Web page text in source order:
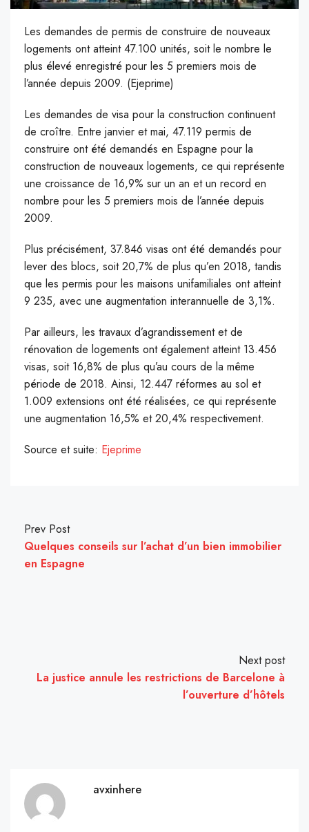
Les demandes de permis de construire de nouveaux
logements ont atteint 47.100 unités, soit le nombre le
plus élevé enregistré pour les 5 premiers mois de
l’année depuis 2009. (Ejeprime)
Les demandes de visa pour la construction continuent
de croître. Entre janvier et mai, 47.119 permis de
construire ont été demandés en Espagne pour la
construction de nouveaux logements, ce qui représente
une croissance de 16,9% sur un an et un record en
nombre pour les 5 premiers mois de l’année depuis
2009.
Plus précisément, 37.846 visas ont été demandés pour
lever des blocs, soit 20,7% de plus qu’en 2018, tandis
que les permis pour les maisons unifamiliales ont atteint
9 235, avec une augmentation interannuelle de 3,1%.
Par ailleurs, les travaux d’agrandissement et de
rénovation de logements ont également atteint 13.456
visas, soit 16,8% de plus qu’au cours de la même
période de 2018. Ainsi, 12.447 réformes au sol et
1.009 extensions ont été réalisées, ce qui représente
une augmentation 16,5% et 20,4% respectivement.
Source et suite: Ejeprime
Prev Post
Quelques conseils sur l’achat d’un bien immobilier
en Espagne
Next post
La justice annule les restrictions de Barcelone à
l’ouverture d’hôtels
avxinhere